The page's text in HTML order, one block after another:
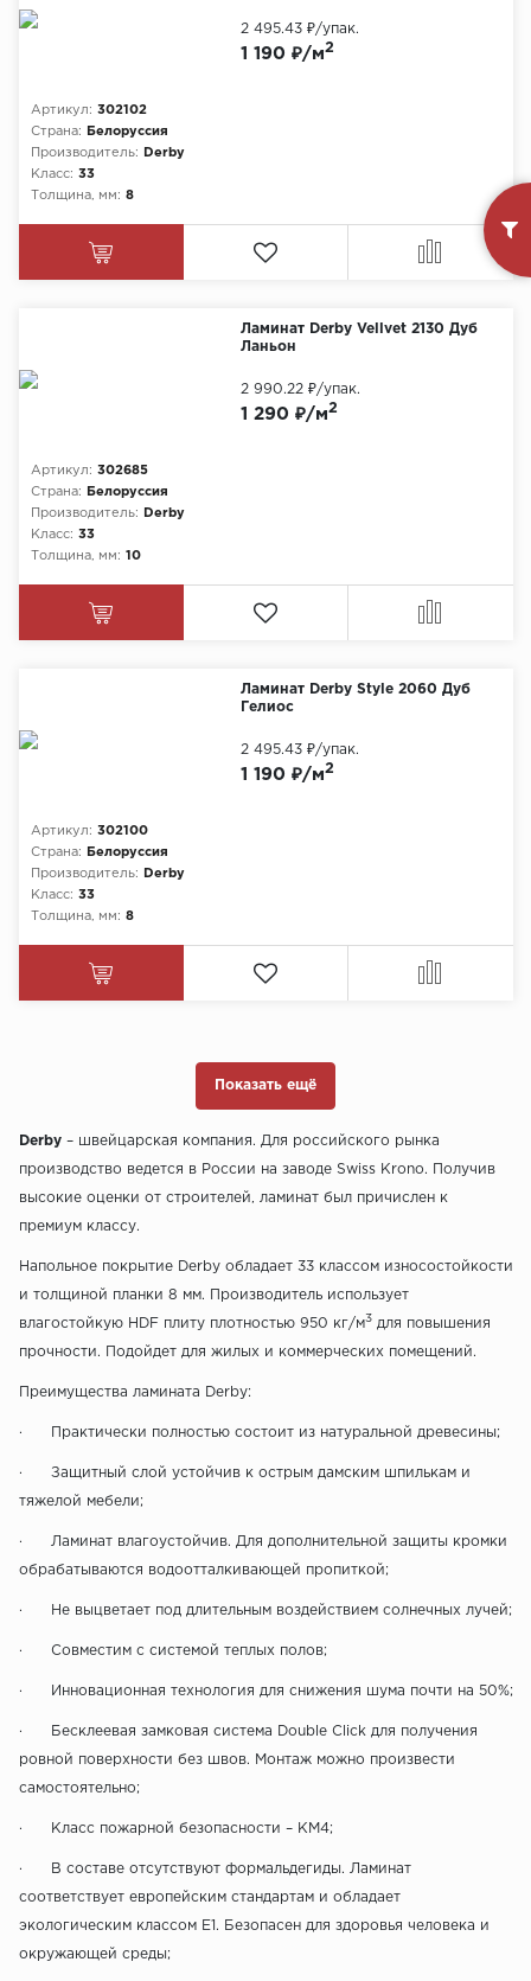
Артикул: 302102
Страна:
Белоруссия
Производитель:
Derby
Класс: 33
Толщина, мм: 8
1 190 ₽/м2
2 495.43 ₽/упак.
Ламинат Derby Vellvet 2130 Дуб
Ланьон
Артикул: 302685
Страна:
Белоруссия
Производитель:
Derby
Класс: 33
Толщина, мм: 10
1 290 ₽/м2
2 990.22 ₽/упак.
Ламинат Derby Style 2060 Дуб
Гелиос
Артикул: 302100
Страна:
Белоруссия
Производитель:
Derby
Класс: 33
Толщина, мм: 8
1 190 ₽/м2
2 495.43 ₽/упак.
Показать ещё
Derby– швейцарская компания. Для российского рынка
производство ведется в России на заводе Swiss Krono. Получив
высокие оценки от строителей, ламинат был причислен к
премиум классу.
Напольное покрытие Derby обладает 33 классом износостойкости
и толщиной планки 8 мм. Производитель использует
влагостойкую HDF плиту плотностью 950 кг/м3для повышения
прочности. Подойдет для жилых и коммерческих помещений.
Преимущества ламината Derby:
· Практически полностью состоит из натуральной древесины;
· Защитный слой устойчив к острым дамским шпилькам и
тяжелой мебели;
· Ламинат влагоустойчив. Для дополнительной защиты кромки
обрабатываются водоотталкивающей пропиткой;
· Не выцветает под длительным воздействием солнечных лучей;
· Совместим с системой теплых полов;
· Инновационная технология для снижения шума почти на 50%;
· Бесклеевая замковая система Double Click для получения
ровной поверхности без швов. Монтаж можно произвести
самостоятельно;
· Класс пожарной безопасности – КМ4;
· В составе отсутствуют формальдегиды. Ламинат
соответствует европейским стандартам и обладает
экологическим классом E1. Безопасен для здоровья человека и
окружающей среды;